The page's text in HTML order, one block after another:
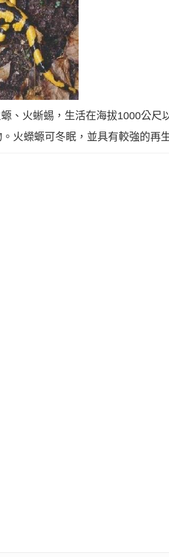
、火蜥蜴，生活在海拔1000公尺
火蠑螈可冬眠，並具有較強的再